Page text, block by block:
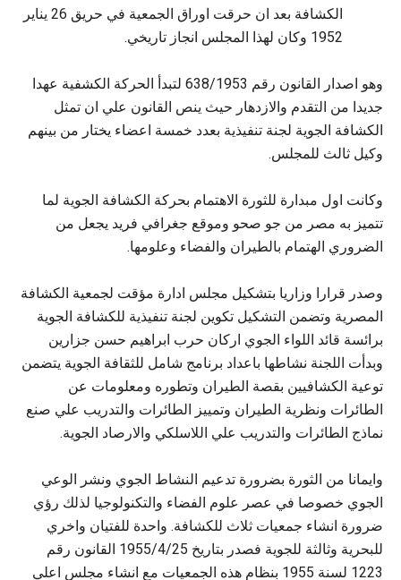
الكشافة بعد ان حرقت اوراق الجمعية في حريق 26 يناير
1952 وكان لهذا المجلس انجاز تاريخي.
وهو اصدار القانون رقم 638/1953 لتبدأ الحركة الكشفية عهدا
جديدا من التقدم والازدهار حيث ينص القانون علي ان تمثل
الكشافة الجوية لجنة تنفيذية بعدد خمسة اعضاء يختار من بينهم
وكيل ثالث للمجلس.
وكانت اول مبدارة للثورة الاهتمام بحركة الكشافة الجوية لما
تتميز به مصر من جو صحو وموقع جغرافي فريد يجعل من
الضروري الهتمام بالطيران والفضاء وعلومها.
وصدر قرارا وزاريا بتشكيل مجلس ادارة مؤقت لجمعية الكشافة
المصرية وتضمن التشكيل تكوين لجنة تنفيذية للكشافة الجوية
برائسة قائد اللواء الجوي اركان حرب ابراهيم حسن جزارين
وبدأت اللجنة نشاطها باعداد برنامج شامل للثقافة الجوية يتضمن
توعية الكشافيين بقصة الطيران وتطوره ومعلومات عن
الطائرات ونظرية الطيران وتمييز الطائرات والتدريب علي صنع
نماذج الطائرات والتدريب علي اللاسلكي والارصاد الجوية.
وايمانا من الثورة بضرورة تدعيم النشاط الجوي ونشر الوعي
الجوي خصوصا في عصر علوم الفضاء والتكنولوجيا لذلك رؤي
ضرورة انشاء جمعيات ثلاث للكشافة. واحدة للفتيان واخري
للبحرية وثالثة للجوية فصدر بتاريخ 1955/4/25 القانون رقم
1223 لسنة 1955 بنظام هذه الجمعيات مع انشاء مجلس اعلي